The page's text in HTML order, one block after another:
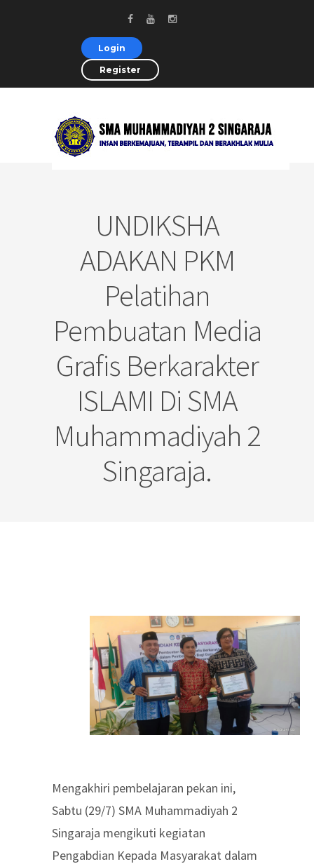
Login
Register
UNDIKSHA
ADAKAN PKM
Pelatihan
Pembuatan Media
Grafis Berkarakter
ISLAMI Di SMA
Muhammadiyah 2
Singaraja.
Mengakhiri pembelajaran pekan ini,
Sabtu (29/7) SMA Muhammadiyah 2
Singaraja mengikuti kegiatan
Pengabdian Kepada Masyarakat dalam